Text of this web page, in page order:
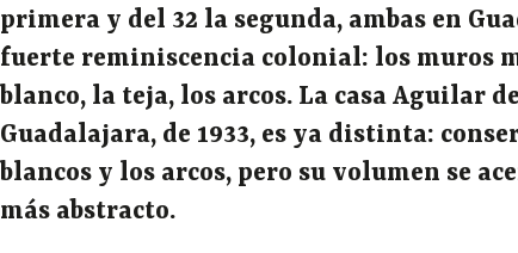
primera y del 32 la segunda, ambas en
fuerte reminiscencia colonial: los muros
blanco, la teja, los arcos. La casa Aguilar
Guadalajara, de 1933, es ya distinta:
blancos y los arcos, pero su volumen se
más abstracto.